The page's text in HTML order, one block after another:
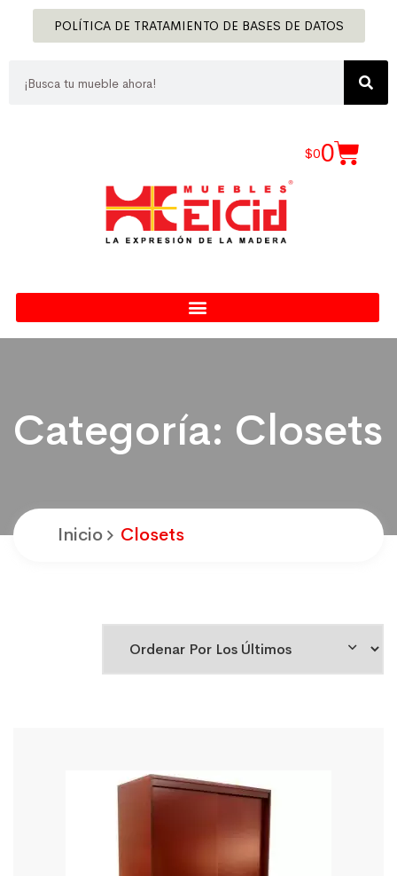
POLÍTICA DE TRATAMIENTO DE BASES DE DATOS
$00
Categoría: Closets
Inicio Closets